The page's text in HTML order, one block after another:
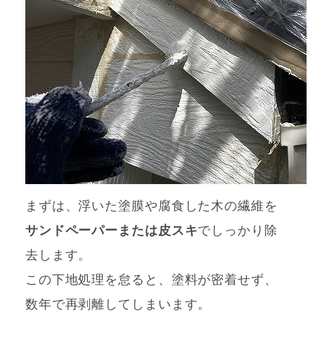
まずは、浮いた塗膜や腐食した木の繊維を
サンドペーパーまたは皮スキでしっかり除
去します。
この下地処理を怠ると、塗料が密着せず、
数年で再剥離してしまいます。